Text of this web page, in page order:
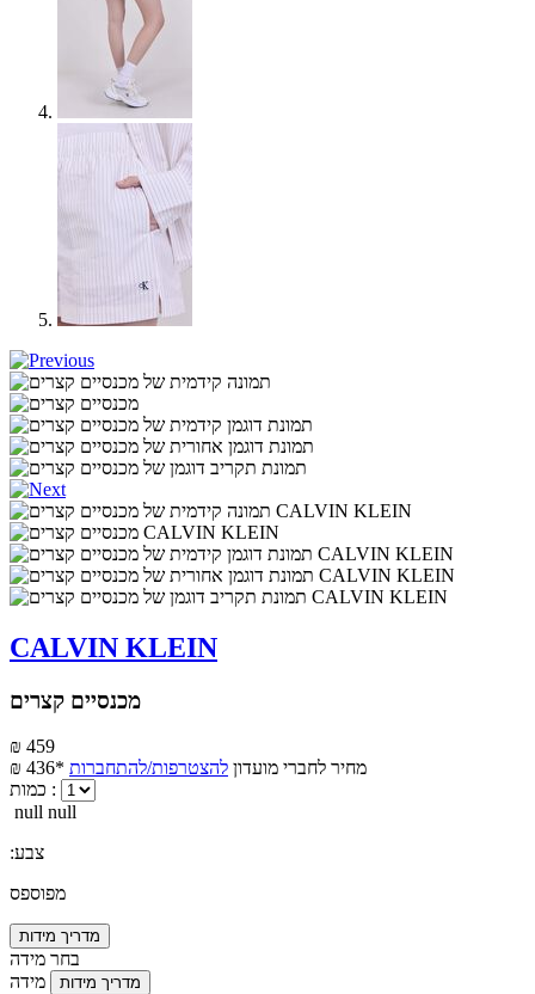
CALVIN KLEIN
מכנסיים קצרים
₪ 459
₪ 436*
מחיר לחברי מועדון להצטרפות/להתחברות
כמות :
null null
:צבע
מפוספס
מדריך מידות
בחר מידה
מידה
מדריך מידות